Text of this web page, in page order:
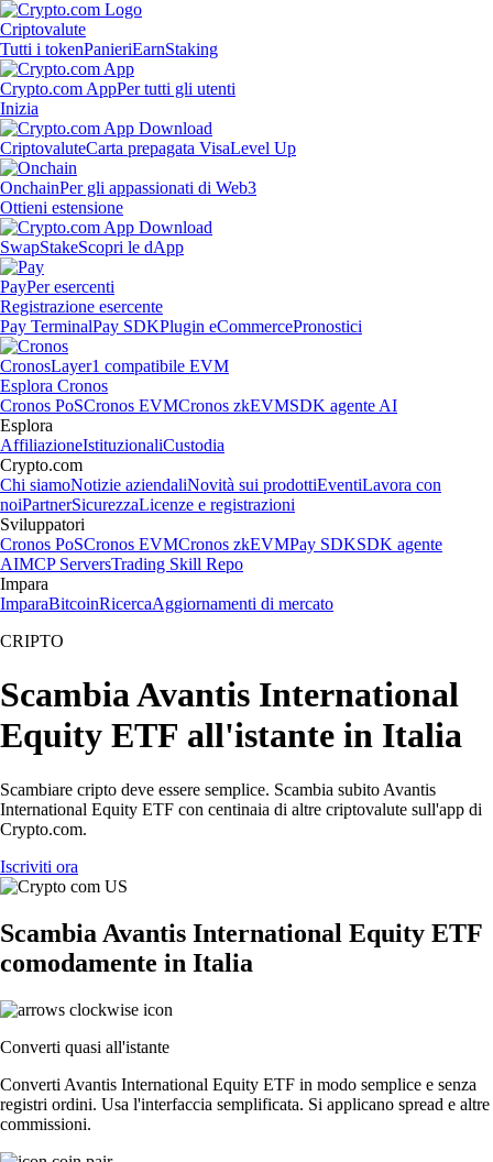
Criptovalute
Tutti i tokenPanieriEarnStaking
Crypto.com AppPer tutti gli utenti
Inizia
CriptovaluteCarta prepagata VisaLevel Up
OnchainPer gli appassionati di Web3
Ottieni estensione
SwapStakeScopri le dApp
PayPer esercenti
Registrazione esercente
Pay TerminalPay SDKPlugin eCommercePronostici
CronosLayer1 compatibile EVM
Esplora Cronos
Cronos PoSCronos EVMCronos zkEVMSDK agente AI
Esplora
AffiliazioneIstituzionaliCustodia
Crypto.com
Chi siamoNotizie aziendaliNovità sui prodottiEventiLavora con
noiPartnerSicurezzaLicenze e registrazioni
Sviluppatori
Cronos PoSCronos EVMCronos zkEVMPay SDKSDK agente
AIMCP ServersTrading Skill Repo
Impara
ImparaBitcoinRicercaAggiornamenti di mercato
CRIPTO
Scambia Avantis International
Equity ETF all'istante in Italia
Scambiare cripto deve essere semplice. Scambia subito Avantis
International Equity ETF con centinaia di altre criptovalute sull'app di
Crypto.com.
Iscriviti ora
Scambia Avantis International Equity ETF
comodamente in Italia
Converti quasi all'istante
Converti Avantis International Equity ETF in modo semplice e senza
registri ordini. Usa l'interfaccia semplificata. Si applicano spread e altre
commissioni.